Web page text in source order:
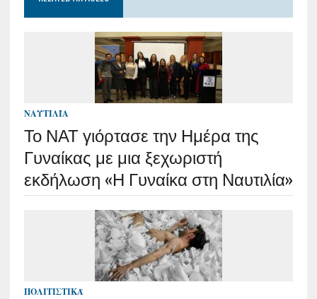
ΝΑΥΤΙΛΊΑ
Το ΝΑΤ γιόρτασε την Ημέρα της
Γυναίκας με μια ξεχωριστή
εκδήλωση «Η Γυναίκα στη Ναυτιλία»
ΠΟΛΙΤΙΣΤΙΚΆ